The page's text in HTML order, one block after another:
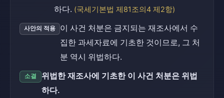
하다. (국세기본법 제81조의4 제2항)
사안의 적용
이 사건 처분은 금지되는 재조사에서 수
집한 과세자료에 기초한 것이므로, 그 처
분 역시 위법하다.
소결
위법한 재조사에 기초한 이 사건 처분은 위법
하다.